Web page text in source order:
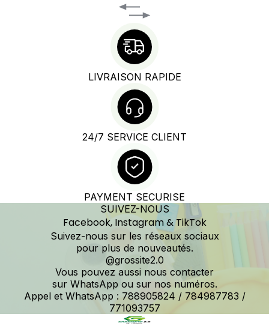
LIVRAISON RAPIDE
24/7 SERVICE CLIENT
PAYMENT SECURISE
SUIVEZ-NOUS
Facebook, Instagram & TikTok
Suivez-nous sur les réseaux sociaux
pour plus de nouveautés.
@grossite2.0
Vous pouvez aussi nous contacter
sur WhatsApp ou sur nos numéros.
Appel et WhatsApp : 788905824 / 784987783 /
771093757